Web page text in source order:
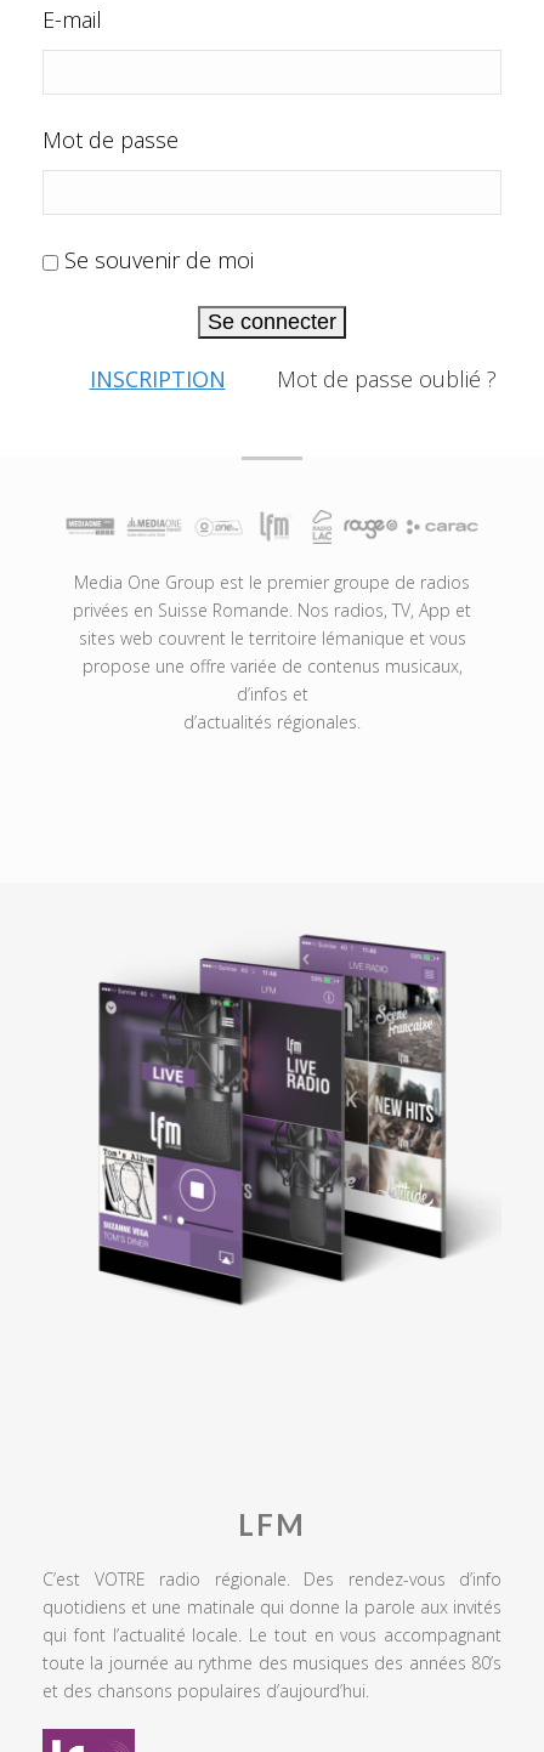
E-mail
Mot de passe
Se souvenir de moi
Se connecter
INSCRIPTION Mot de passe oublié ?
Media One Group est le premier groupe de radios
privées en Suisse Romande. Nos radios, TV, App et
sites web couvrent le territoire lémanique et vous
propose une offre variée de contenus musicaux,
d’infos et
d’actualités régionales.
LFM
C’est VOTRE radio régionale. Des rendez-vous d’info
quotidiens et une matinale qui donne la parole aux invités
qui font l’actualité locale. Le tout en vous accompagnant
toute la journée au rythme des musiques des années 80’s
et des chansons populaires d’aujourd’hui.